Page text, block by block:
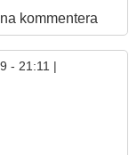
kommentera
- 21:11 |